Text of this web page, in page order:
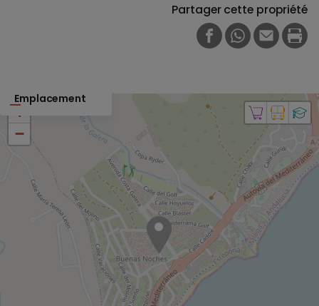
Partager cette propriété
FACEBOOK
WHATSAPP
E-MAIL
Emplacement
+
−